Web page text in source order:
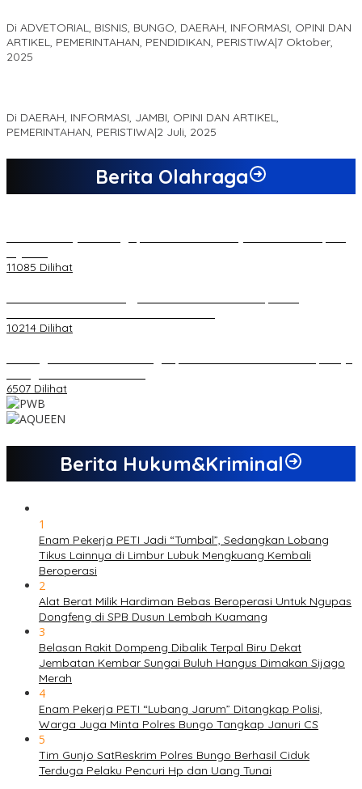
Di ADVETORIAL, BISNIS, BUNGO, DAERAH, INFORMASI, OPINI DAN
ARTIKEL, PEMERINTAHAN, PENDIDIKAN, PERISTIWA|7 Oktober,
2025
Di DAERAH, INFORMASI, JAMBI, OPINI DAN ARTIKEL,
PEMERINTAHAN, PERISTIWA|2 Juli, 2025
Berita Olahraga
11085 Dilihat
10214 Dilihat
6507 Dilihat
Berita Hukum&Kriminal
1
Enam Pekerja PETI Jadi “Tumbal”, Sedangkan Lobang
Tikus Lainnya di Limbur Lubuk Mengkuang Kembali
Beroperasi
2
Alat Berat Milik Hardiman Bebas Beroperasi Untuk Ngupas
Dongfeng di SPB Dusun Lembah Kuamang
3
Belasan Rakit Dompeng Dibalik Terpal Biru Dekat
Jembatan Kembar Sungai Buluh Hangus Dimakan Sijago
Merah
4
Enam Pekerja PETI “Lubang Jarum” Ditangkap Polisi,
Warga Juga Minta Polres Bungo Tangkap Januri CS
5
Tim Gunjo SatReskrim Polres Bungo Berhasil Ciduk
Terduga Pelaku Pencuri Hp dan Uang Tunai